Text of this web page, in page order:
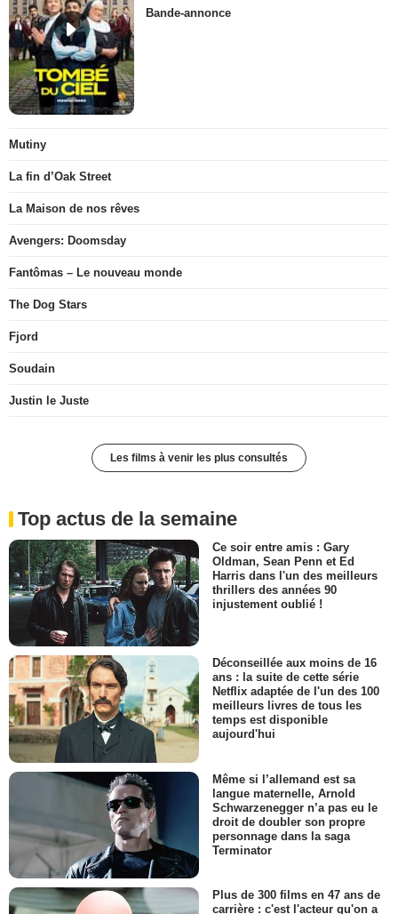
Bande-annonce
Mutiny
La fin d’Oak Street
La Maison de nos rêves
Avengers: Doomsday
Fantômas – Le nouveau monde
The Dog Stars
Fjord
Soudain
Justin le Juste
Les films à venir les plus consultés
Top actus de la semaine
Ce soir entre amis : Gary
Oldman, Sean Penn et Ed
Harris dans l'un des meilleurs
thrillers des années 90
injustement oublié !
Déconseillée aux moins de 16
ans : la suite de cette série
Netflix adaptée de l'un des 100
meilleurs livres de tous les
temps est disponible
aujourd'hui
Même si l’allemand est sa
langue maternelle, Arnold
Schwarzenegger n’a pas eu le
droit de doubler son propre
personnage dans la saga
Terminator
Plus de 300 films en 47 ans de
carrière : c'est l'acteur qu'on a